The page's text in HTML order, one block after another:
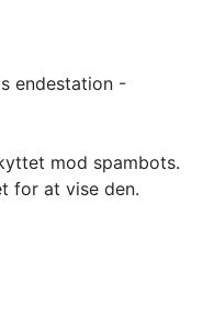
endestation -
mod spambots.
for at vise den.